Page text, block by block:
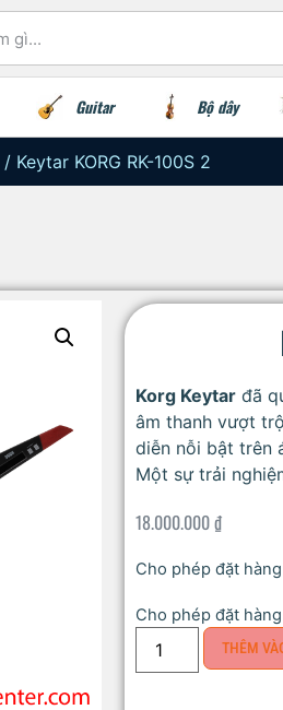
Guitar Bộ dây
/ Keytar KORG RK-100S 2
Korg Keytarđã
âm thanh vượt
diễn nỗi bật trên
Một sự trải
18.000.000₫
Cho phép đặt
Cho phép đặt
THÊM